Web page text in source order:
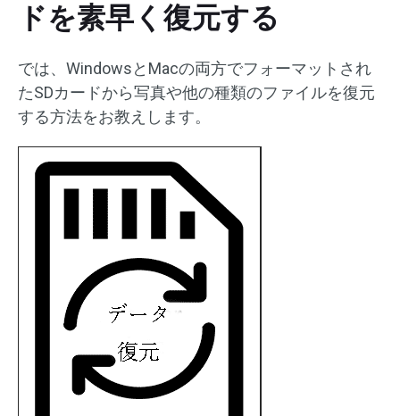
ドを素早く復元する
では、WindowsとMacの両方でフォーマットされ
たSDカードから写真や他の種類のファイルを復元
する方法をお教えします。